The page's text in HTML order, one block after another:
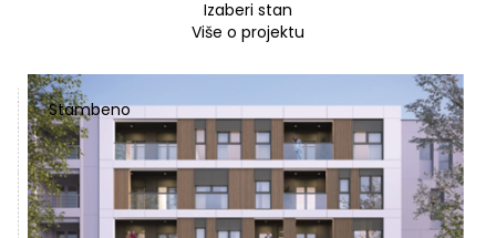
Izaberi stan
Više o projektu
Stambeno